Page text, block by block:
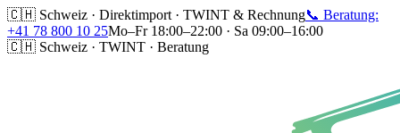
🇨🇭 Schweiz · Direktimport · TWINT & Rechnung📞 Beratung:
+41 78 800 10 25Mo–Fr 18:00–22:00 · Sa 09:00–16:00
🇨🇭 Schweiz · TWINT · Beratung